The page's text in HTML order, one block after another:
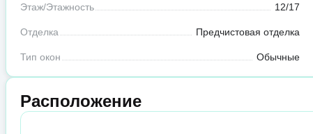
Этаж/Этажность 12/17
Отделка Предчистовая отделка
Тип окон Обычные
Расположение